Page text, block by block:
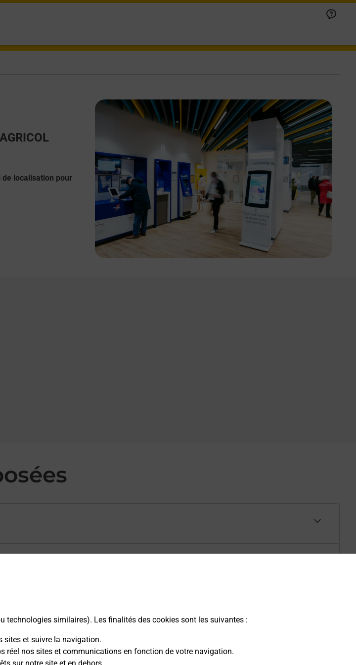
technologies similaires). Les finalités des cookies sont les suivantes :
sites et suivre la navigation.
réel nos sites et communications en fonction de votre navigation.
de localisation pour
?